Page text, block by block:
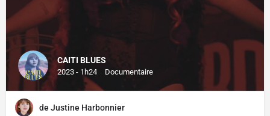
CAITI BLUES
2023 - 1h24 Documentaire
de Justine Harbonnier